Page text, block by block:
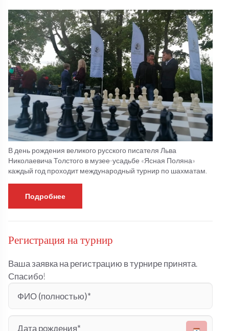
В день рождения великого русского писателя Льва
Николаевича Толстого в музее-усадьбе «Ясная Поляна»
каждый год проходит международный турнир по шахматам.
Подробнее
Регистрация на турнир
Ваша заявка на регистрацию в турнире принята.
Спасибо!